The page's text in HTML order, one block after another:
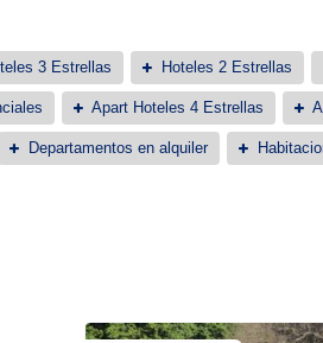
3 Estrellas Hoteles 2 Estrellas
Apart Hoteles 4 Estrellas
Departamentos en alquiler